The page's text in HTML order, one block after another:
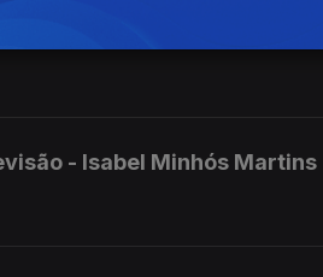
- Isabel Minhós Martins